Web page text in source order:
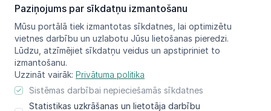
Paziņojums par sīkdatņu izmantošanu
Mūsu portālā tiek izmantotas sīkdatnes, lai optimizētu
vietnes darbību un uzlabotu Jūsu lietošanas pieredzi.
Lūdzu, atzīmējiet sīkdatņu veidus un apstipriniet to
izmantošanu.
Uzzināt vairāk: Privātuma politika
Sistēmas darbībai nepieciešamās sīkdatnes
Statistikas uzkrāšanas un lietotāja darbību
Sūtīt ziņu
© LIFE FOR SPECIES, 2021 - 2025
Informācija atspoguļo tikai projekta LIFE FOR SPECIES īstenotāju